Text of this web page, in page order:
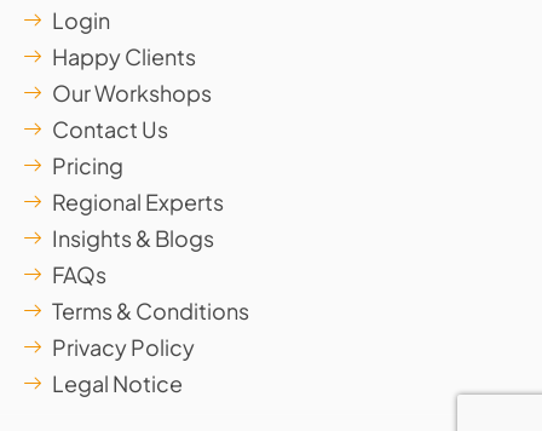
Login
Happy Clients
Our Workshops
Contact Us
Pricing
Regional Experts
Insights & Blogs
FAQs
Terms & Conditions
Privacy Policy
Legal Notice